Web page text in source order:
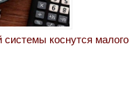
коснутся малого